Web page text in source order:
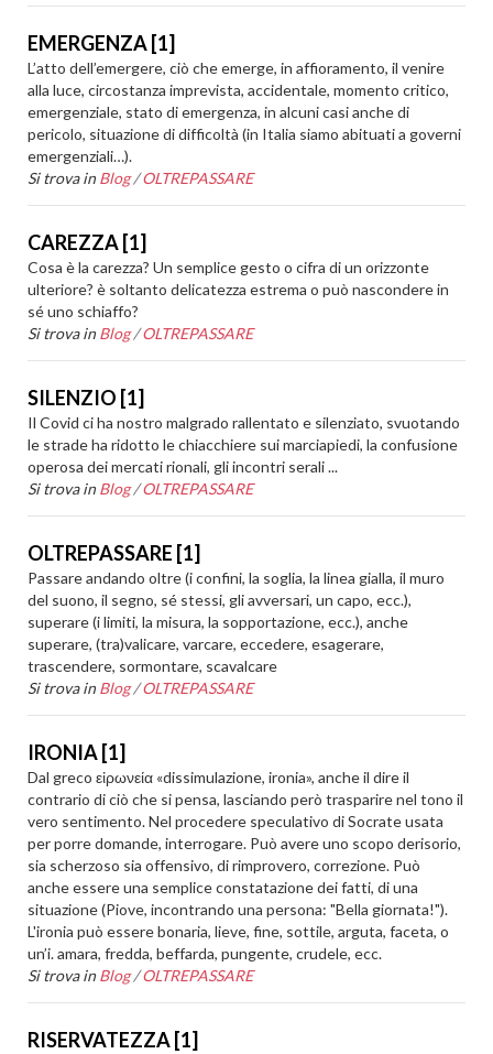
EMERGENZA [1]
L’atto dell’emergere, ciò che emerge, in affioramento, il venire
alla luce, circostanza imprevista, accidentale, momento critico,
emergenziale, stato di emergenza, in alcuni casi anche di
pericolo, situazione di difficoltà (in Italia siamo abituati a governi
emergenziali…).
Si trova in Blog /OLTREPASSARE
CAREZZA [1]
Cosa è la carezza? Un semplice gesto o cifra di un orizzonte
ulteriore? è soltanto delicatezza estrema o può nascondere in
sé uno schiaffo?
Si trova in Blog /OLTREPASSARE
SILENZIO [1]
Il Covid ci ha nostro malgrado rallentato e silenziato, svuotando
le strade ha ridotto le chiacchiere sui marciapiedi, la confusione
operosa dei mercati rionali, gli incontri serali ...
Si trova in Blog /OLTREPASSARE
OLTREPASSARE [1]
Passare andando oltre (i confini, la soglia, la linea gialla, il muro
del suono, il segno, sé stessi, gli avversari, un capo, ecc.),
superare (i limiti, la misura, la sopportazione, ecc.), anche
superare, (tra)valicare, varcare, eccedere, esagerare,
trascendere, sormontare, scavalcare
Si trova in Blog /OLTREPASSARE
IRONIA [1]
Dal greco εἰρωνεία «dissimulazione, ironia», anche il dire il
contrario di ciò che si pensa, lasciando però trasparire nel tono il
vero sentimento. Nel procedere speculativo di Socrate usata
per porre domande, interrogare. Può avere uno scopo derisorio,
sia scherzoso sia offensivo, di rimprovero, correzione. Può
anche essere una semplice constatazione dei fatti, di una
situazione (Piove, incontrando una persona: "Bella giornata!").
L'ironia può essere bonaria, lieve, fine, sottile, arguta, faceta, o
un’i. amara, fredda, beffarda, pungente, crudele, ecc.
Si trova in Blog /OLTREPASSARE
RISERVATEZZA [1]